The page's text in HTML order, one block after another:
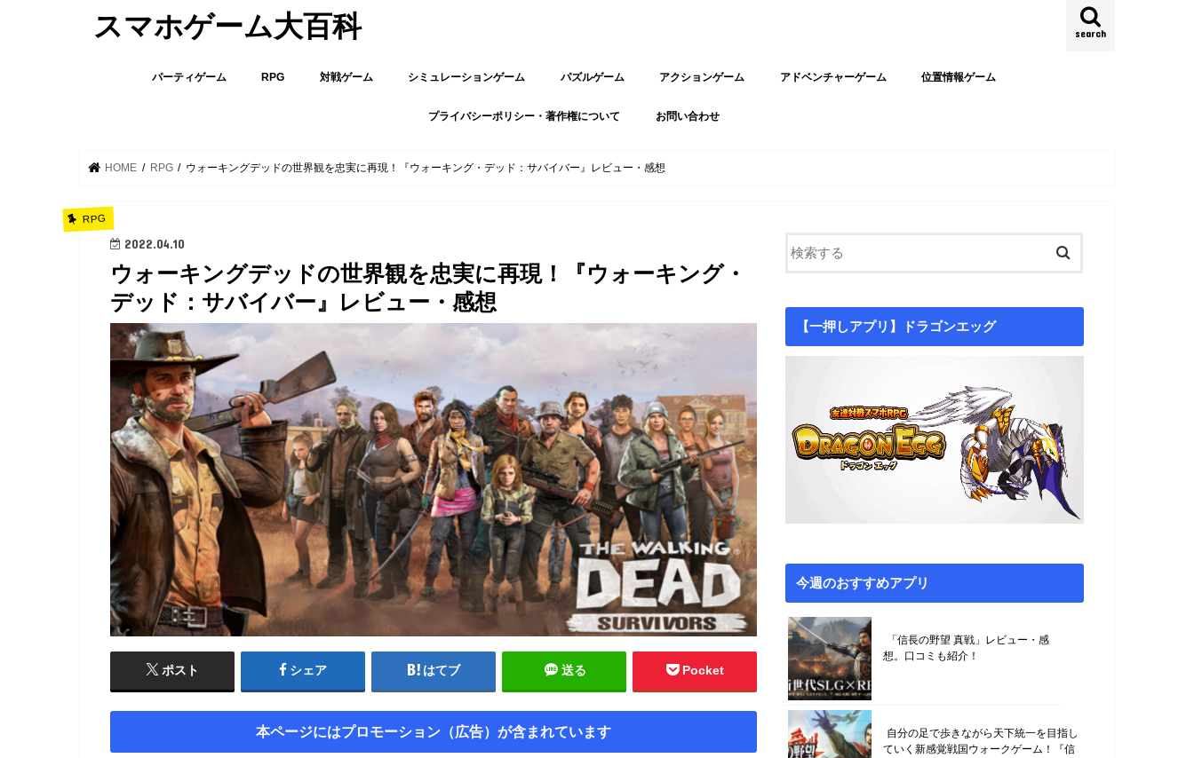
スマホゲーム大百科 search
パーティゲーム RPG 対戦ゲーム シミュレーションゲーム パズルゲーム アクションゲーム アドベンチャーゲーム 位置情報ゲーム
プライバシーポリシー・著作権について お問い合わせ
HOME RPG ウォーキングデッドの世界観を忠実に再現！『ウォーキング・デッド：サバイバー』レビュー・感想
RPG
2022.04.10
ウォーキングデッドの世界観を忠実に再現！『ウォーキング・
デッド：サバイバー』レビュー・感想
ポスト シェア はてブ 送る Pocket
本ページにはプロモーション（広告）が含まれています
【一押しアプリ】ドラゴンエッグ
今週のおすすめアプリ
「信長の野望 真戦」レビュー・感
想。口コミも紹介！
自分の足で歩きながら天下統一を目指し
ていく新感覚戦国ウォークゲーム！『信